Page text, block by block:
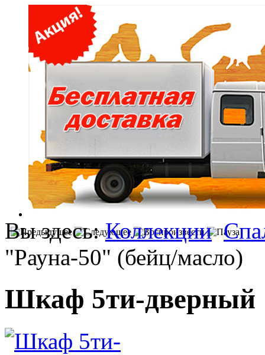
Вы здесь:Коллекции
"Рауна-50" (бейц/масло)
Шкаф 5ти-дверный